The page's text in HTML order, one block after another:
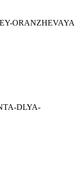
ORANZHEVAYA
DLYA-